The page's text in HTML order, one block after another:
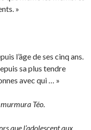
»
l’âge de ses cinq ans.
sa plus tendre
avec qui … »
murmura Téo.
que l’adolescent aux